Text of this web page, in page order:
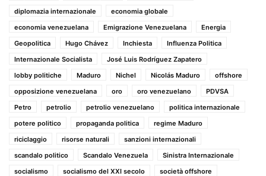
diplomazia internazionale
economia globale
economia venezuelana
Emigrazione Venezuelana
Energia
Geopolitica
Hugo Chávez Inchiesta
Influenza Politica
Internazionale Socialista
José Luis Rodríguez Zapatero
lobby politiche
Maduro Nichel Nicolás Maduro
offshore
opposizione venezuelana
oro oro venezuelano
PDVSA
Petro
petrolio petrolio venezuelano
politica internazionale
potere politico
propaganda politica
regime Maduro
riciclaggio
risorse naturali
sanzioni internazionali
scandalo politico
Scandalo Venezuela
Sinistra Internazionale
socialismo
socialismo del XXI secolo
società offshore